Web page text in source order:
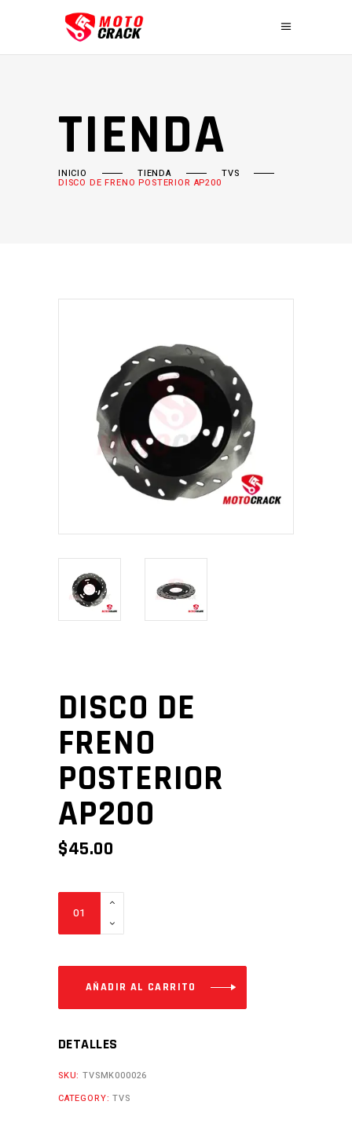
TIENDA
INICIO TIENDA TVS
DISCO DE FRENO POSTERIOR AP200
DISCO DE
FRENO
POSTERIOR
AP200
$45.00
POSTERIOR
AP200
Cantidad
AÑADIR AL CARRITO
DETALLES
SKU:TVSMK000026
CATEGORY:TVS